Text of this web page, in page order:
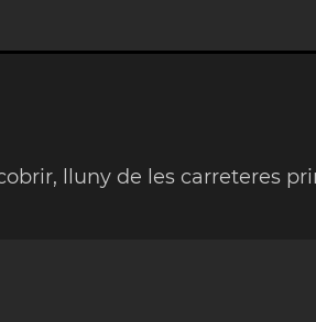
lluny de les carreteres